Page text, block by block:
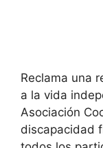
Reclama una
a la vida
Asociación
discapacidad